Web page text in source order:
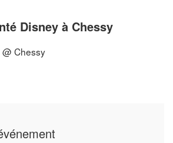
Disney à Chessy
@ Chessy